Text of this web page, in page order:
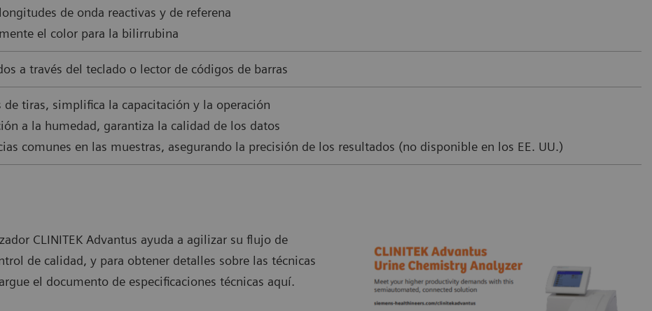
de onda reactivas y de referena
el color para la bilirrubina
a través del teclado o lector de códigos de barras
tiras, simplifica la capacitación y la operación
a la humedad, garantiza la calidad de los datos
comunes en las muestras, asegurando la precisión de los resultados (no disponible en los EE. UU.)
CLINITEK Advantus ayuda a agilizar su flujo de
de calidad, y para obtener detalles sobre las técnicas
el documento de especificaciones técnicas aquí.